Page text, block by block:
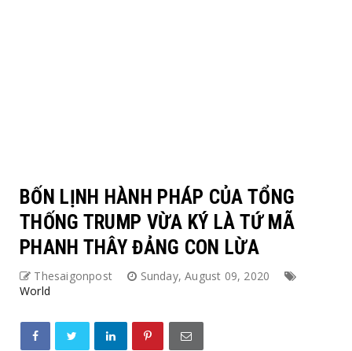
BỐN LỊNH HÀNH PHÁP CỦA TỔNG
THỐNG TRUMP VỪA KÝ LÀ TỨ MÃ
PHANH THÂY ĐẢNG CON LỪA
Thesaigonpost
Sunday, August 09, 2020
World